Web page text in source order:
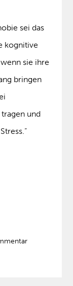
sei das
kognitive
sie ihre
bringen
und